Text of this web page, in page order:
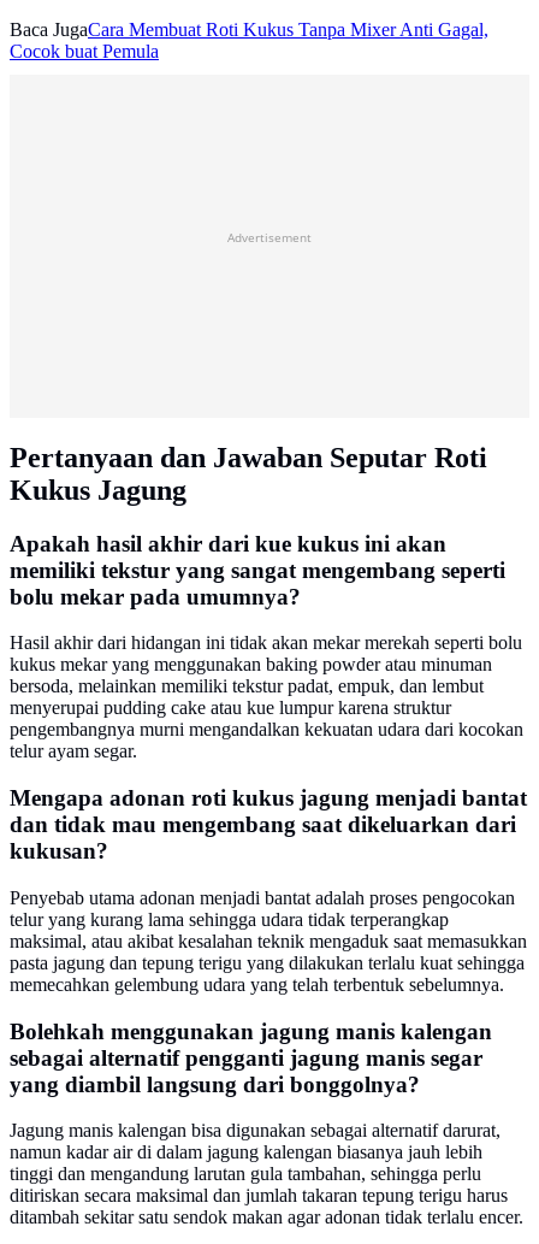
Baca JugaCara Membuat Roti Kukus Tanpa Mixer Anti Gagal,
Cocok buat Pemula
Advertisement
Pertanyaan dan Jawaban Seputar Roti
Kukus Jagung
Apakah hasil akhir dari kue kukus ini akan
memiliki tekstur yang sangat mengembang seperti
bolu mekar pada umumnya?
Hasil akhir dari hidangan ini tidak akan mekar merekah seperti bolu
kukus mekar yang menggunakan baking powder atau minuman
bersoda, melainkan memiliki tekstur padat, empuk, dan lembut
menyerupai pudding cake atau kue lumpur karena struktur
pengembangnya murni mengandalkan kekuatan udara dari kocokan
telur ayam segar.
Mengapa adonan roti kukus jagung menjadi bantat
dan tidak mau mengembang saat dikeluarkan dari
kukusan?
Penyebab utama adonan menjadi bantat adalah proses pengocokan
telur yang kurang lama sehingga udara tidak terperangkap
maksimal, atau akibat kesalahan teknik mengaduk saat memasukkan
pasta jagung dan tepung terigu yang dilakukan terlalu kuat sehingga
memecahkan gelembung udara yang telah terbentuk sebelumnya.
Bolehkah menggunakan jagung manis kalengan
sebagai alternatif pengganti jagung manis segar
yang diambil langsung dari bonggolnya?
Jagung manis kalengan bisa digunakan sebagai alternatif darurat,
namun kadar air di dalam jagung kalengan biasanya jauh lebih
tinggi dan mengandung larutan gula tambahan, sehingga perlu
ditiriskan secara maksimal dan jumlah takaran tepung terigu harus
ditambah sekitar satu sendok makan agar adonan tidak terlalu encer.